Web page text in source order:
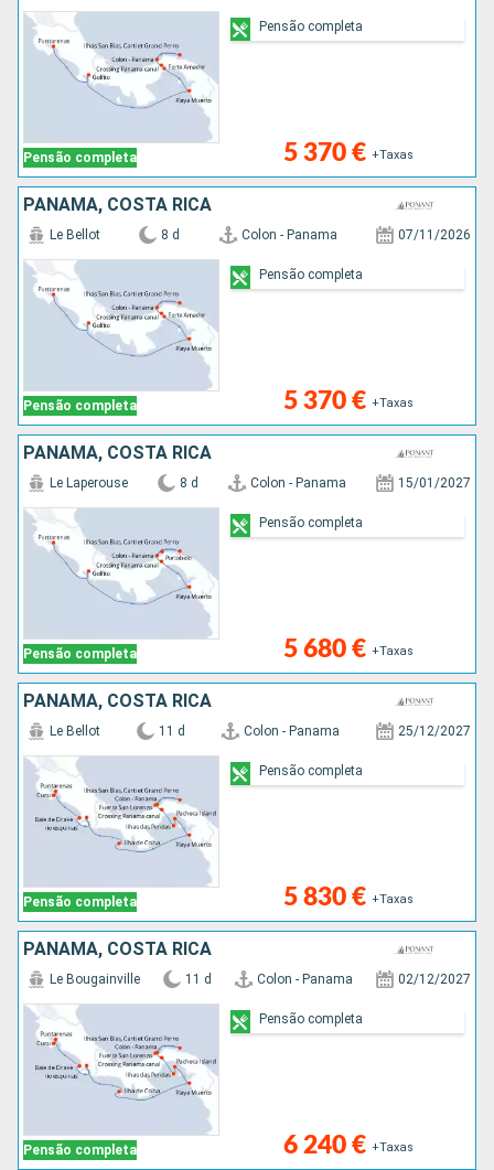
Pensão completa 5 370 € +Taxas
Pensão completa
PANAMA, COSTA RICA
Pensão completa
Le Bellot 8 d Colon - Panama 07/11/2026
5 370 € +Taxas
Pensão completa
PANAMA, COSTA RICA
Pensão completa
Le Laperouse 8 d Colon - Panama 15/01/2027
5 680 € +Taxas
Pensão completa
PANAMA, COSTA RICA
Pensão completa
Le Bellot 11 d Colon - Panama 25/12/2027
5 830 € +Taxas
Pensão completa
PANAMA, COSTA RICA
Pensão completa
Le Bougainville 11 d Colon - Panama 02/12/2027
6 240 € +Taxas
Pensão completa